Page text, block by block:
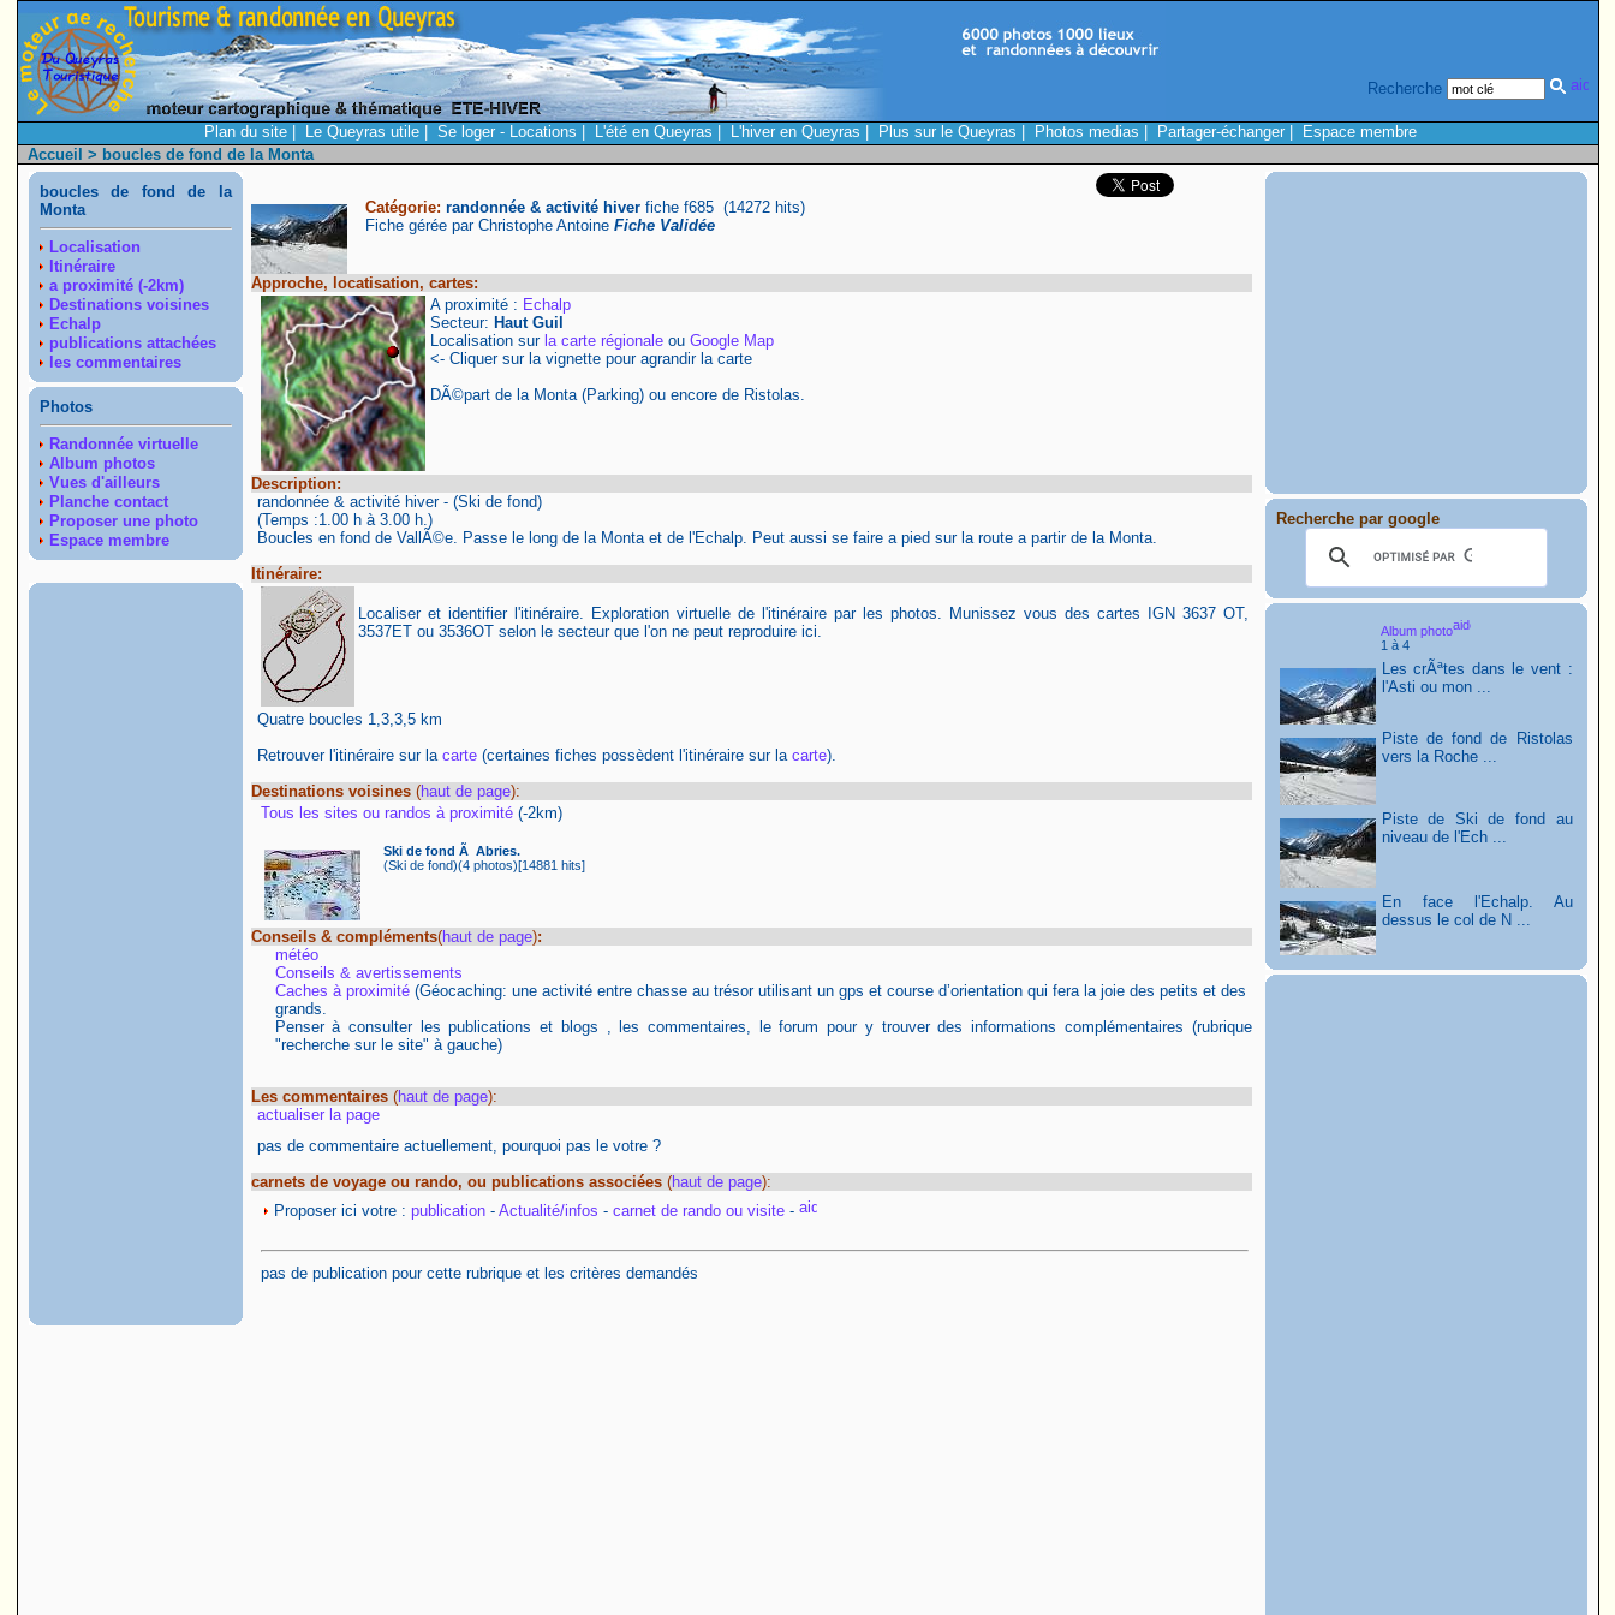
Recherche
Plan du site| Le Queyras utile| Se loger - Locations L'été en Queyras L'hiver en Queyras Plus sur le Queyras Photos medias Partager-échanger|
Espace membre
Accueil > boucles de fond de la Monta
boucles de fond de la
Monta
Localisation
Itinéraire
a proximité (-2km)
Destinations voisines
Echalp
publications attachées
les commentaires
Photos
Randonnée virtuelle
Album photos
Vues d'ailleurs
Planche contact
Proposer une photo
Espace membre
Catégorie: randonnée & activité hiver fiche f685 (14272 hits)
Fiche gérée par Christophe Antoine Fiche Validée
Approche, locatisation, cartes:
A proximité : Echalp
Secteur: Haut Guil
Localisation sur la carte régionaleou Google Map
<- Cliquer sur la vignette pour agrandir la carte
DÃ©part de la Monta (Parking) ou encore de Ristolas.
Description:
randonnée & activité hiver - (Ski de fond)
(Temps :1.00 h à 3.00 h.)
Boucles en fond de VallÃ©e. Passe le long de la Monta et de l'Echalp. Peut aussi se faire a pied sur la route a partir de la Monta.
Itinéraire:
Localiser et identifier l'itinéraire. Exploration virtuelle de l'itinéraire par les photos. Munissez vous des cartes IGN 3637 OT,
3537ET ou 3536OT selon le secteur que l'on ne peut reproduire ici.
Quatre boucles 1,3,3,5 km
Retrouver l'itinéraire sur la carte(certaines fiches possèdent l'itinéraire sur la carte).
Destinations voisines(haut de page):
Tous les sites ou randos à proximité (-2km)
Ski de fond Ã Abries.
(Ski de fond)(4 photos)[14881 hits]
Conseils & compléments(haut de page):
météo
Conseils & avertissements
Caches à proximité(Géocaching: une activité entre chasse au trésor utilisant un gps et course d’orientation qui fera la joie des petits et des
grands.
Penser à consulter les publications et blogs , les commentaires, le forum pour y trouver des informations complémentaires (rubrique
"recherche sur le site" à gauche)
Les commentaires(haut de page):
actualiser la page
pas de commentaire actuellement, pourquoi pas le votre ?
carnets de voyage ou rando, ou publications associées(haut de page):
Proposer ici votre : publication- Actualité/infos - carnet de rando ou visite-
pas de publication pour cette rubrique et les critères demandés
Recherche par google
Album photo
1 à 4
Les crÃªtes dans le vent :
l'Asti ou mon ...
Piste de fond de Ristolas
vers la Roche ...
Piste de Ski de fond au
niveau de l'Ech ...
En face l'Echalp. Au
dessus le col de N ...